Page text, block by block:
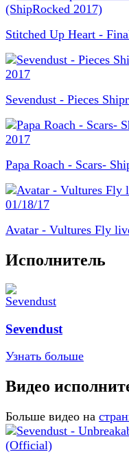
Stitched Up Heart -
Sevendust - Pieces
Papa Roach - Scars-
Avatar - Vultures Fly
Исполнитель
Sevendust
Узнать больше
Видео
Больше видео на